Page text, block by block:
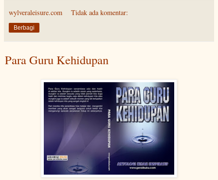
wylveraleisure.com Tidak ada komentar:
Berbagi
Para Guru Kehidupan